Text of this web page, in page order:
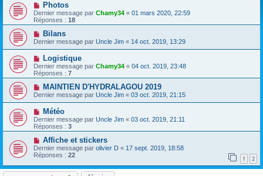
Photos
Dernier message par Chamy34 « 01 mars 2020, 22:59
Réponses : 18
Bilans
Dernier message par Uncle Jim « 14 oct. 2019, 13:29
Logistique
Dernier message par Chamy34 « 04 oct. 2019, 23:48
Réponses : 7
MAINTIEN D'HYDRALAGOU 2019
Dernier message par Uncle Jim « 03 oct. 2019, 21:15
Météo
Dernier message par Uncle Jim « 03 oct. 2019, 21:11
Réponses : 3
Affiche et stickers
Dernier message par olivier D « 17 sept. 2019, 18:58
Réponses : 22 1 2